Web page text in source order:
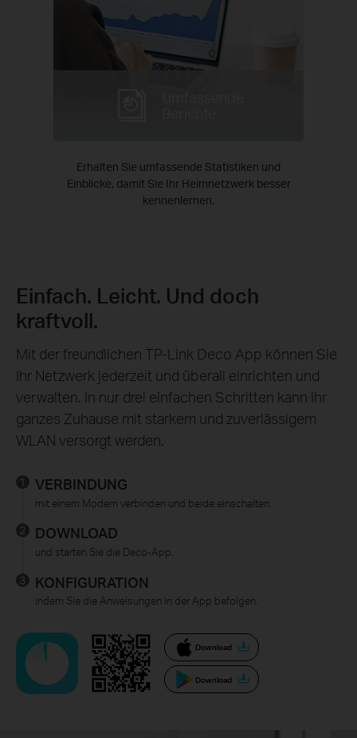
Erhalten Sie umfassende Statistiken und
Einblicke, damit Sie Ihr Heimnetzwerk besser
kennenlernen.
Einfach. Leicht. Und doch
kraftvoll.
Mit der freundlichen TP-Link Deco App können Sie
Ihr Netzwerk jederzeit und überall einrichten und
verwalten. In nur drei einfachen Schritten kann Ihr
ganzes Zuhause mit starkem und zuverlässigem
WLAN versorgt werden.
VERBINDUNG
mit einem Modem verbinden und beide einschalten.
DOWNLOAD
und starten Sie die Deco-App.
KONFIGURATION
indem Sie die Anweisungen in der App befolgen.
Download
Download